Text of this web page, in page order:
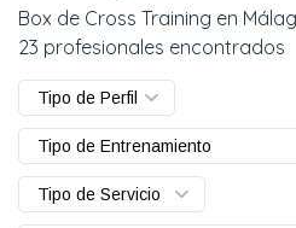
Box de Cross Training en
23 profesionales encontrados
Tipo de Perfil
Tipo de Entrenamiento
Tipo de Servicio